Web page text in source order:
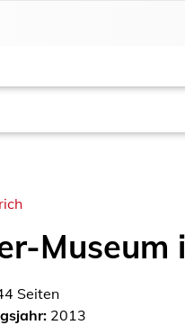
Museum
Seiten
2013